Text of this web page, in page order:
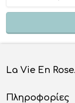
La Vie En
Πληροφορίες